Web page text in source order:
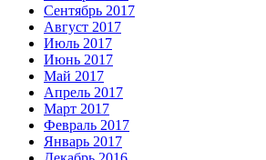
Сентябрь 2017
Август 2017
Июль 2017
Июнь 2017
Май 2017
Апрель 2017
Март 2017
Февраль 2017
Январь 2017